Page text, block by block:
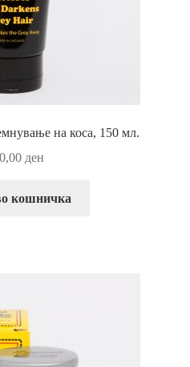
на коса, 150 мл.
ден
кошничка